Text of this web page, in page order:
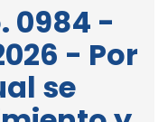
0984 -
- Por
se